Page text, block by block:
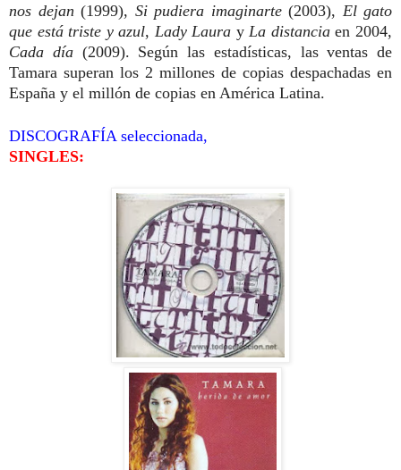
nos dejan (1999), Si pudiera imaginarte (2003), El gato
que está triste y azul, Lady Laura y La distanciaen 2004,
Cada día(2009). Según las estadísticas, las ventas de
Tamara superan los 2 millones de copias despachadas en
España y el millón de copias en América Latina.
DISCOGRAFÍA seleccionada,
SINGLES: